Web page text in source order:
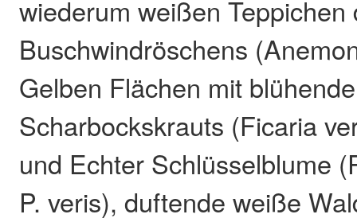
wiederum weißen Teppichen
Buschwindröschens
Gelben Flächen mit
Scharbockskrauts (Ficaria
und Echter Schlüsselblume
P. veris), duftende weiße